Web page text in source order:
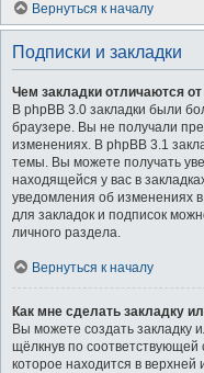
Вернуться к началу
Подписки и закладки
Чем закладки отличаются
В phpBB 3.0 закладки были
браузере. Вы не получали
изменениях. В phpBB 3.1
темы. Вы можете получать
находящейся у вас в
уведомления об изменениях
для закладок и подписок
личного раздела.
Вернуться к началу
Как мне сделать закладку
Вы можете создать закладку
щёлкнув по
которое находится в